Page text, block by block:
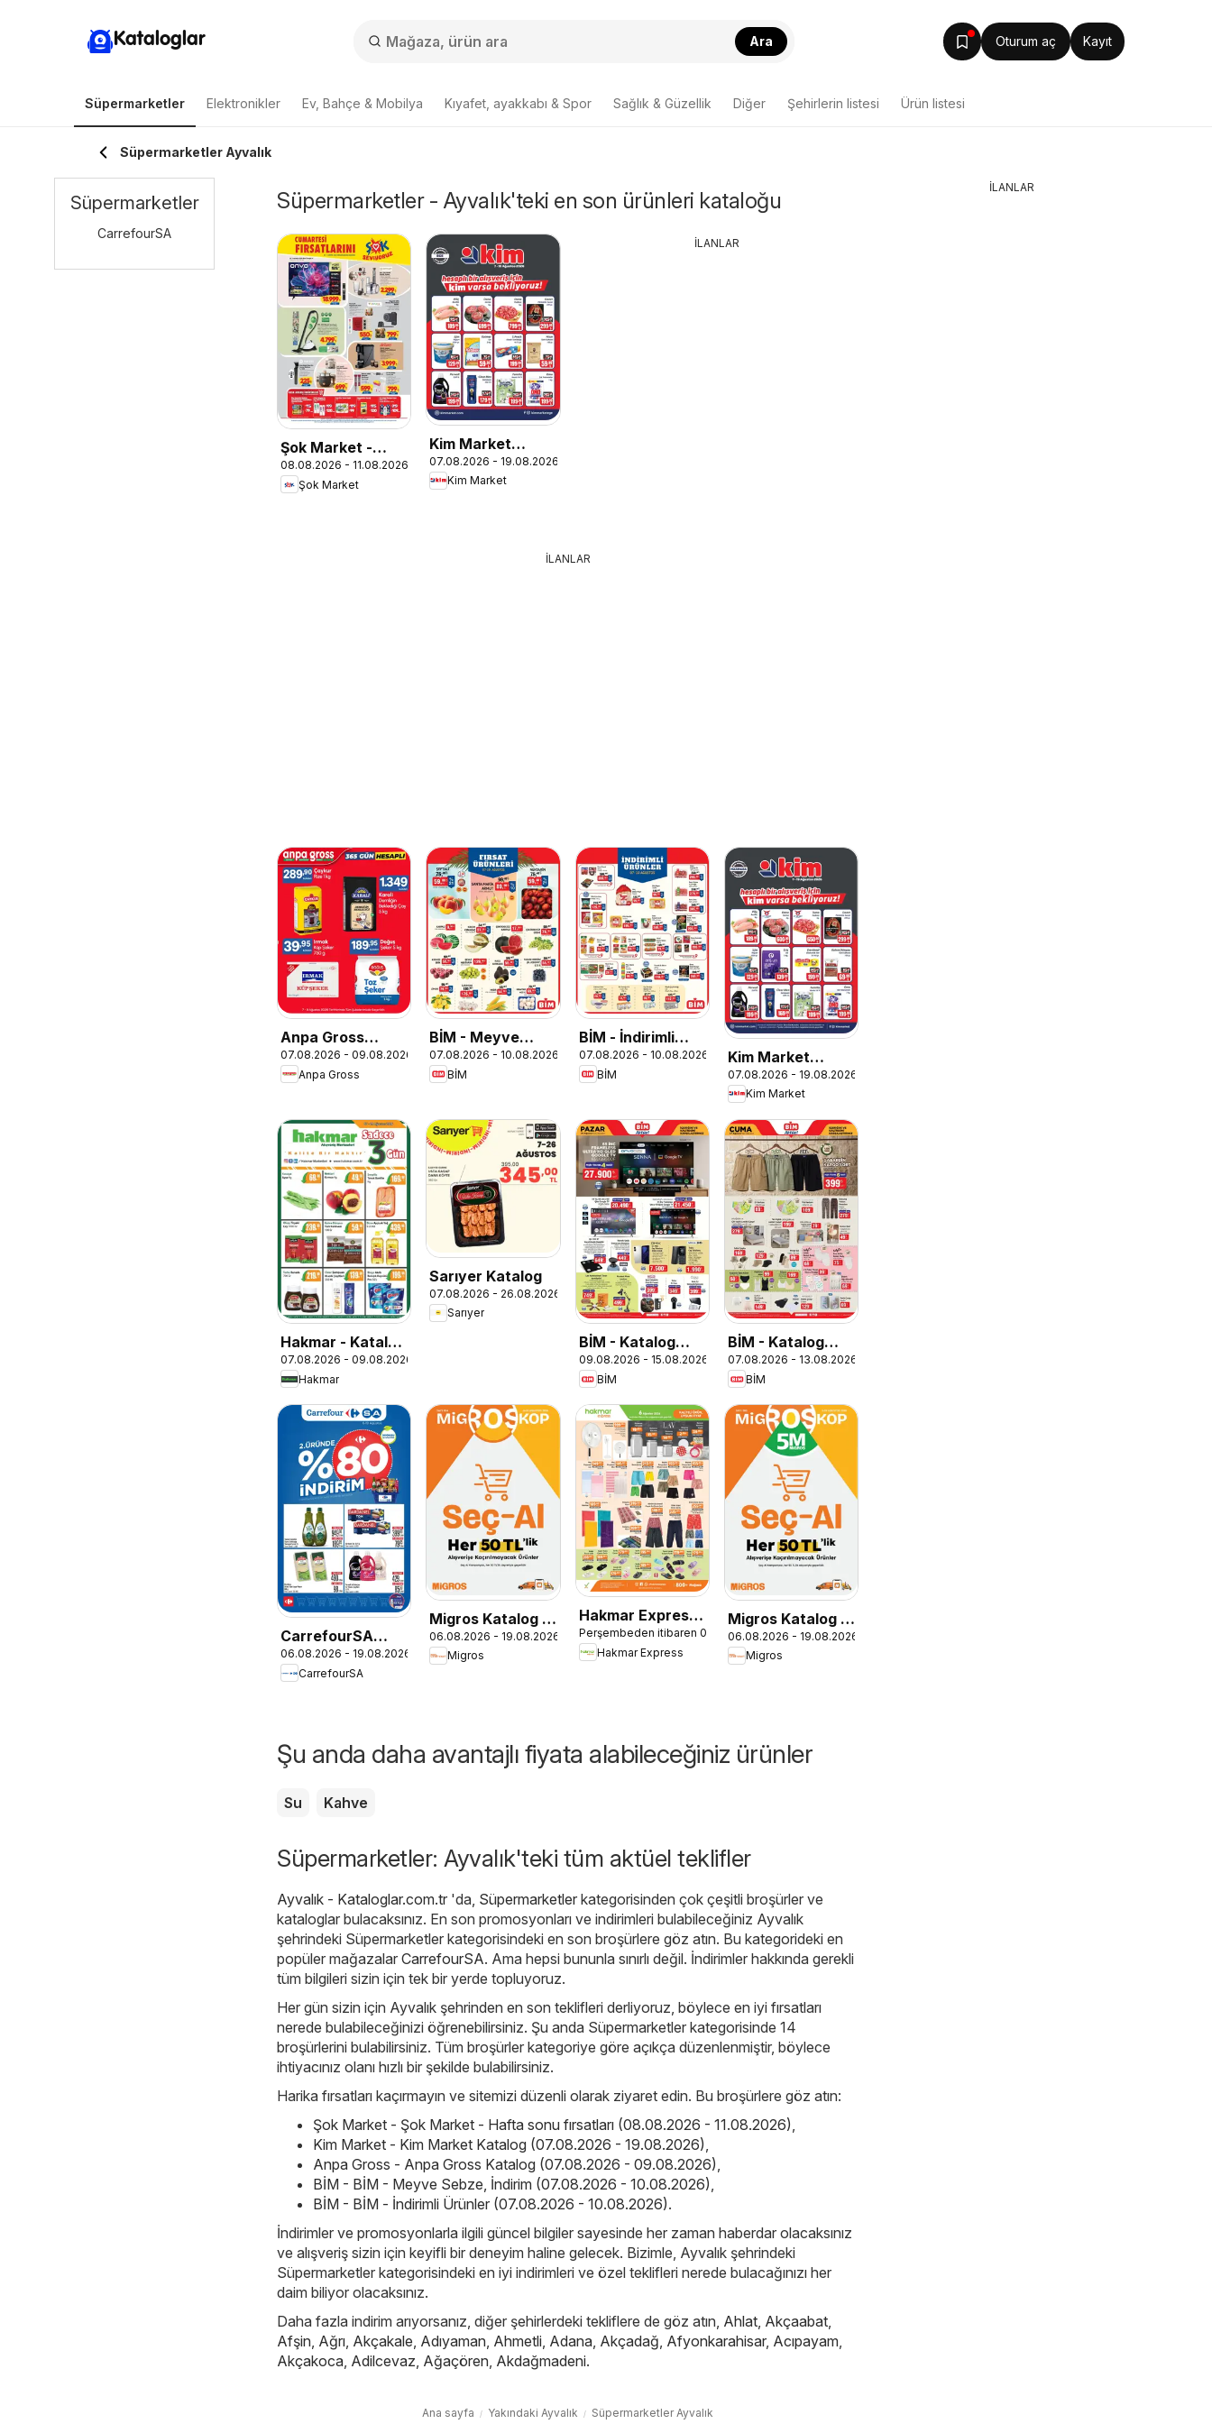
Kataloglar Ara Oturum aç Kayıt
Süpermarketler Elektronikler Ev, Bahçe & Mobilya Kıyafet, ayakkabı & Spor Sağlık & Güzellik Diğer Şehirlerin listesi Ürün listesi
Süpermarketler Ayvalık
Süpermarketler - Ayvalık'teki en son ürünleri kataloğu
Şok Market -
Hafta sonu
fırsatları
08.08.2026 - 11.08.2026
Şok Market
Kim Market
Katalog
07.08.2026 - 19.08.2026
Kim Market
İLANLAR
İLANLAR
Anpa Gross
Katalog
07.08.2026 - 09.08.2026
Anpa Gross
BİM - Meyve
Sebze, İndirim
07.08.2026 - 10.08.2026
BİM
BİM - İndirimli
Ürünler
07.08.2026 - 10.08.2026
BİM
Kim Market
Katalog -
Marmara Insert
07.08.2026 - 19.08.2026
Kim Market
Hakmar - Katalog
Sadece 3 Gün
07.08.2026 - 09.08.2026
Hakmar
Sarıyer Katalog
07.08.2026 - 26.08.2026
Sarıyer
BİM - Katalog
Pazar
09.08.2026 - 15.08.2026
BİM
BİM - Katalog
Cuma
07.08.2026 - 13.08.2026
BİM
CarrefourSA
Katalog
06.08.2026 - 19.08.2026
CarrefourSA
Migros Katalog -
Migroskop
06.08.2026 - 19.08.2026
Migros
Hakmar Express
- Perşembe
Aktüel Ürünler
Perşembeden itibaren 06.08.2026
Hakmar Express
Migros Katalog -
5M Migroskop
Dijital
06.08.2026 - 19.08.2026
Migros
Şu anda daha avantajlı fiyata alabileceğiniz ürünler
Su Kahve
Süpermarketler: Ayvalık'teki tüm aktüel teklifler
Ayvalık - Kataloglar.com.tr 'da, Süpermarketler kategorisinden çok çeşitli broşürler ve
kataloglar bulacaksınız. En son promosyonları ve indirimleri bulabileceğiniz Ayvalık
şehrindeki Süpermarketler kategorisindeki en son broşürlere göz atın. Bu kategorideki en
popüler mağazalar CarrefourSA. Ama hepsi bununla sınırlı değil. İndirimler hakkında gerekli
tüm bilgileri sizin için tek bir yerde topluyoruz.
Her gün sizin için Ayvalık şehrinden en son teklifleri derliyoruz, böylece en iyi fırsatları
nerede bulabileceğinizi öğrenebilirsiniz. Şu anda Süpermarketler kategorisinde 14
broşürlerini bulabilirsiniz. Tüm broşürler kategoriye göre açıkça düzenlenmiştir, böylece
ihtiyacınız olanı hızlı bir şekilde bulabilirsiniz.
Harika fırsatları kaçırmayın ve sitemizi düzenli olarak ziyaret edin. Bu broşürlere göz atın:
Şok Market - Şok Market - Hafta sonu fırsatları (08.08.2026 - 11.08.2026),
Kim Market - Kim Market Katalog (07.08.2026 - 19.08.2026),
Anpa Gross - Anpa Gross Katalog (07.08.2026 - 09.08.2026),
BİM - BİM - Meyve Sebze, İndirim (07.08.2026 - 10.08.2026),
BİM - BİM - İndirimli Ürünler (07.08.2026 - 10.08.2026).
İndirimler ve promosyonlarla ilgili güncel bilgiler sayesinde her zaman haberdar olacaksınız
ve alışveriş sizin için keyifli bir deneyim haline gelecek. Bizimle, Ayvalık şehrindeki
Süpermarketler kategorisindeki en iyi indirimleri ve özel teklifleri nerede bulacağınızı her
daim biliyor olacaksınız.
Daha fazla indirim arıyorsanız, diğer şehirlerdeki tekliflere de göz atın, Ahlat, Akçaabat,
Afşin, Ağrı, Akçakale, Adıyaman, Ahmetli, Adana, Akçadağ, Afyonkarahisar, Acıpayam,
Akçakoca, Adilcevaz, Ağaçören, Akdağmadeni.
Ana sayfa Yakındaki Ayvalık Süpermarketler Ayvalık
Süpermarketler
CarrefourSA
İLANLAR